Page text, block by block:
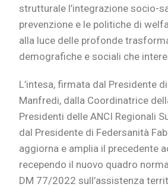
strutturale l’integrazione socio-
prevenzione e le politiche di
alla luce delle profonde
demografiche e sociali che
L’intesa, firmata dal Presidente
Manfredi, dalla Coordinatrice
Presidenti delle ANCI Regionali
dal Presidente di Federsanità
aggiorna e amplia il precedente
recependo il nuovo quadro
DM 77/2022 sull’assistenza